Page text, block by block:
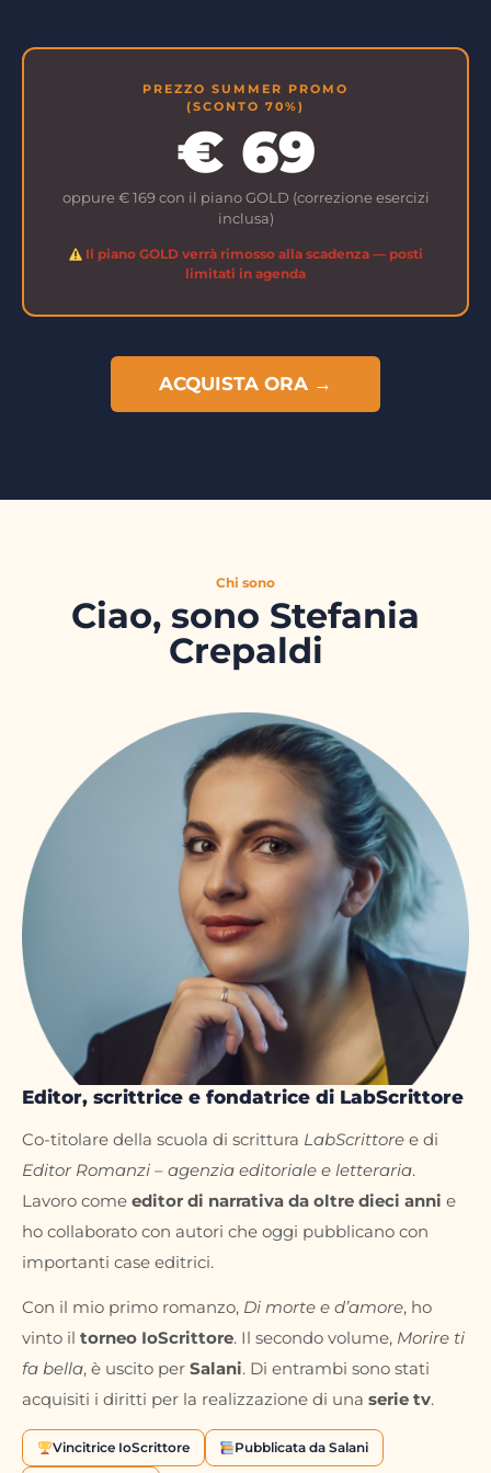
PREZZO SUMMER PROMO
(SCONTO 70%)
€ 69
oppure € 169 con il piano GOLD (correzione esercizi
inclusa)
Il piano GOLD verrà rimosso alla scadenza — posti
limitati in agenda
ACQUISTA ORA →
Chi sono
Ciao, sono Stefania
Crepaldi
Editor, scrittrice e fondatrice di LabScrittore
Co-titolare della scuola di scrittura LabScrittore e di
Editor Romanzi – agenzia editoriale e letteraria.
Lavoro come editor di narrativa da oltre dieci anni e
ho collaborato con autori che oggi pubblicano con
importanti case editrici.
Con il mio primo romanzo, Di morte e d’amore, ho
vinto il torneo IoScrittore. Il secondo volume, Morire ti
fa bella, è uscito per Salani. Di entrambi sono stati
acquisiti i diritti per la realizzazione di una serie tv.
Vincitrice IoScrittore Pubblicata da Salani